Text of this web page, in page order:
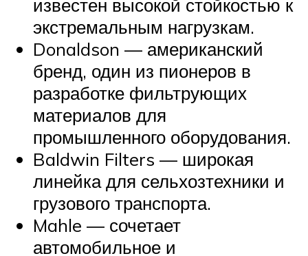
известен высокой стойкостью к
экстремальным нагрузкам.
Donaldson — американский
бренд, один из пионеров в
разработке фильтрующих
материалов для
промышленного оборудования.
Baldwin Filters — широкая
линейка для сельхозтехники и
грузового транспорта.
Mahle — сочетает
автомобильное и